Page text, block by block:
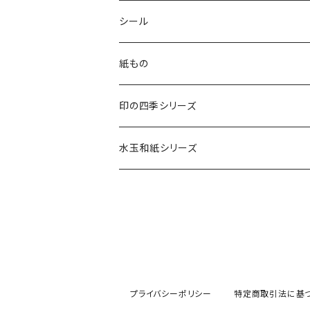
木印
文字印
デリカータ
バーサカラー
シール
四季シール
紙もの
カード・はがき
カード
レターセット・便箋
印の四季シリーズ
四季の印
水玉和紙シリーズ
プライバシーポリシー 特定商取引法に基